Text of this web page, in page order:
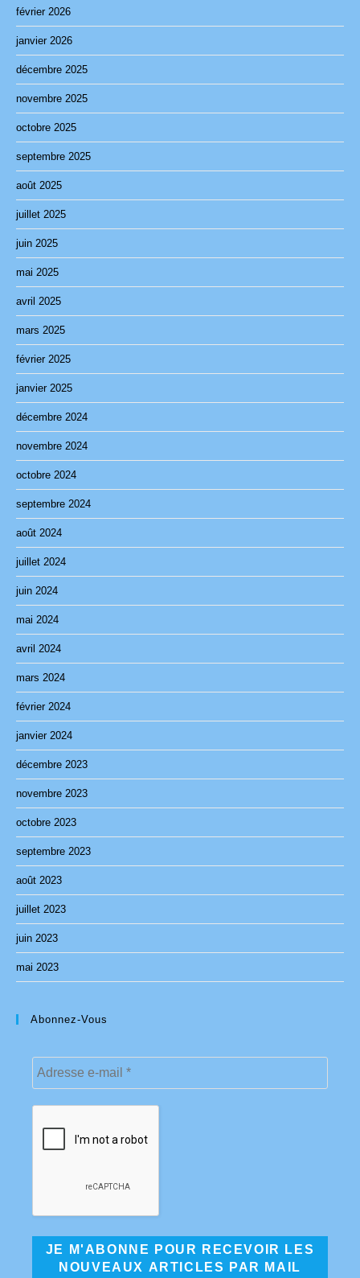
février 2026
janvier 2026
décembre 2025
novembre 2025
octobre 2025
septembre 2025
août 2025
juillet 2025
juin 2025
mai 2025
avril 2025
mars 2025
février 2025
janvier 2025
décembre 2024
novembre 2024
octobre 2024
septembre 2024
août 2024
juillet 2024
juin 2024
mai 2024
avril 2024
mars 2024
février 2024
janvier 2024
décembre 2023
novembre 2023
octobre 2023
septembre 2023
août 2023
juillet 2023
juin 2023
mai 2023
Abonnez-Vous